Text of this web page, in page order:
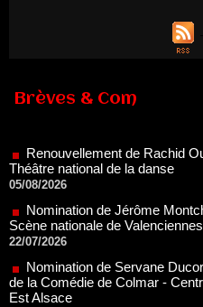
Brèves & Com
Renouvellement de Rachid
Nomination de Jérôme
Scène nationale de Valenciennes
Nomination de Servane
de la Comédie de Colmar -
Est Alsace
07/07/2026
Thomas Jolly et Laëtitia